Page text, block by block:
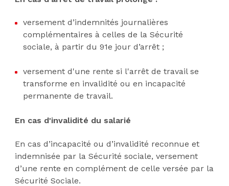
versement d’indemnités journalières
complémentaires à celles de la Sécurité
sociale, à partir du 91e jour d’arrêt ;
versement d'une rente si l'arrêt de travail se
transforme en invalidité ou en incapacité
permanente de travail.
En cas d'invalidité du salarié
En cas d’incapacité ou d’invalidité reconnue et
indemnisée par la Sécurité sociale, versement
d’une rente en complément de celle versée par la
Sécurité Sociale.